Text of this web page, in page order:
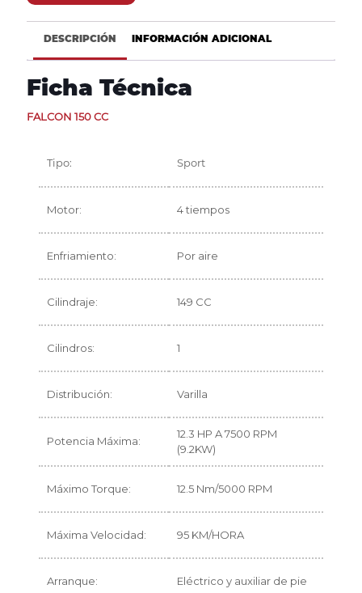
DESCRIPCIÓN INFORMACIÓN ADICIONAL
Ficha Técnica
FALCON 150 CC
Tipo: Sport
Motor: 4 tiempos
Enfriamiento: Por aire
Cilindraje: 149 CC
Cilindros: 1
Distribución: Varilla
Potencia Máxima:
12.3 HP A 7500 RPM
(9.2KW)
Máximo Torque: 12.5 Nm/5000 RPM
Máxima Velocidad: 95 KM/HORA
Arranque: Eléctrico y auxiliar de pie